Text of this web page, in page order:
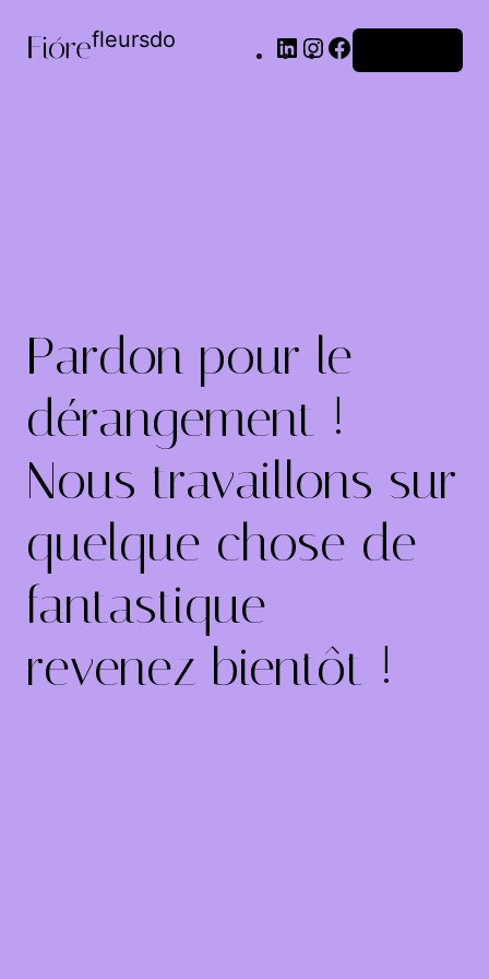
fleursdo
Pardon pour le
dérangement !
Nous travaillons sur
quelque chose de
fantastique –
revenez bientôt !